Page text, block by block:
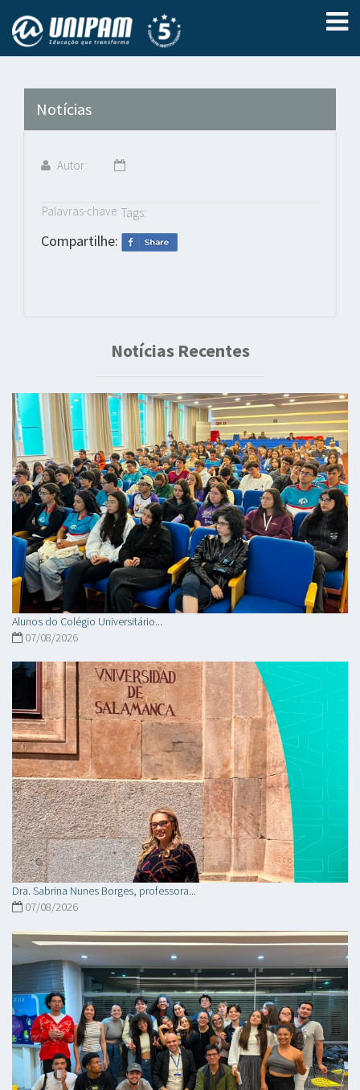
Notícias
Autor:
Palavras-chave: Tags:
Compartilhe:
Notícias Recentes
Alunos do Colégio Universitário...
07/08/2026
Dra. Sabrina Nunes Borges, professora...
07/08/2026